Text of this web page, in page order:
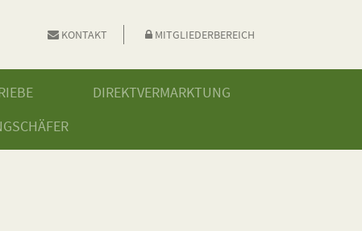
KONTAKT MITGLIEDERBEREICH
DIREKTVERMARKTUNG